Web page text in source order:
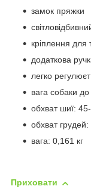
замок пряжки
кріплення для
додаткова
легко
вага собаки до
обхват шиї:
обхват
вага: 0,161 кг
Приховати